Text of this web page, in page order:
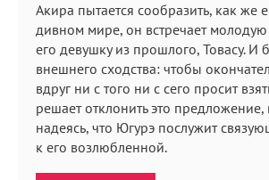
Акира пытается сообразить, как же
дивном мире, он встречает
его девушку из прошлого, Товасу.
внешнего сходства: чтобы
вдруг ни с того ни с сего просит
решает отклонить это
надеясь, что Югурэ послужит
к его возлюбленной.